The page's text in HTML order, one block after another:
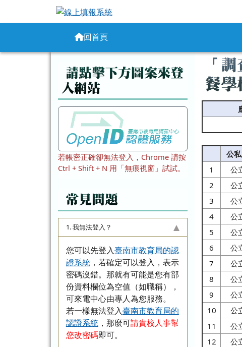
線上填報系統
回首頁
左邊區域內容
請點擊下方圖案來登
入網站
若帳密正確卻無法登入，Chrome 請按
Ctrl + Shift + N 用「無痕視窗」試試。
常見問題
1. 我無法登入？
您可以先登入臺南市教育局的認
證系統，若確定可以登入，表示
密碼沒錯。那就有可能是您有部
份資料欄位為空值（如職稱），
可來電中心由專人為您服務。
若一樣無法登入臺南市教育局的
認證系統，那麼可請貴校人事幫
您改密碼即可。
主內
「
餐學
公
1
公
2
公
3
公
4
公
5
公
6
公
7
公
8
公
9
公
10
公
11
公
12
公
頁尾區域